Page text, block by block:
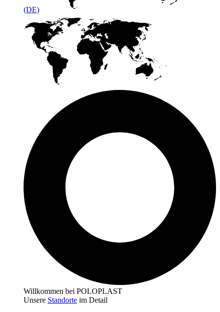
(DE)
Willkommen bei POLOPLAST
Unsere Standorte im Detail